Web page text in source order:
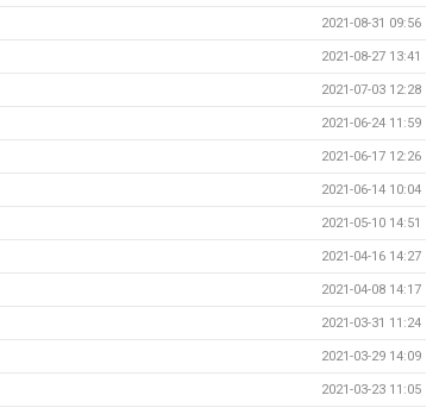
2021-08-31 09:56
2021-08-27 13:41
2021-07-03 12:28
2021-06-24 11:59
2021-06-17 12:26
2021-06-14 10:04
2021-05-10 14:51
2021-04-16 14:27
2021-04-08 14:17
2021-03-31 11:24
2021-03-29 14:09
2021-03-23 11:05